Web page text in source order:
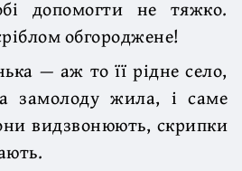
допомогти не тяжко.
обгороджене!
— аж то її рідне село,
замолоду жила, і саме
видзвонюють, скрипки